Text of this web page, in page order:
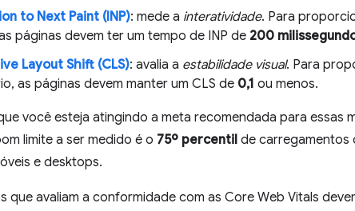
to Next Paint (INP): mede a interatividade. Para
páginas devem ter um tempo de INP de 200
Layout Shift (CLS): avalia a estabilidade visual. Para
as páginas devem manter um CLS de 0,1 ou menos.
você esteja atingindo a meta recomendada para essas
limite a ser medido é o 75º percentil de carregamentos
e desktops.
que avaliam a conformidade com as Core Web Vitals